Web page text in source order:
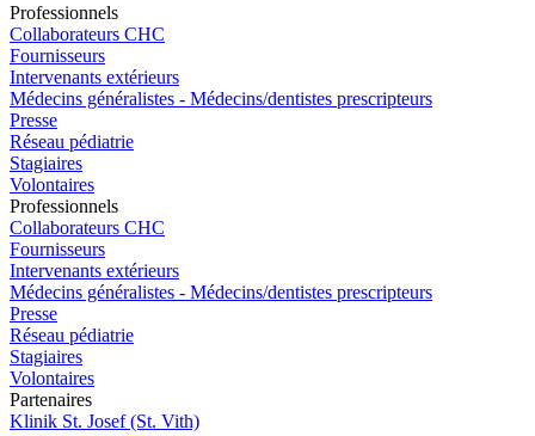
Professionnels
Collaborateurs CHC
Fournisseurs
Intervenants extérieurs
Médecins généralistes - Médecins/dentistes prescripteurs
Presse
Réseau pédiatrie
Stagiaires
Volontaires
Professionnels
Collaborateurs CHC
Fournisseurs
Intervenants extérieurs
Médecins généralistes - Médecins/dentistes prescripteurs
Presse
Réseau pédiatrie
Stagiaires
Volontaires
Partenaires
Klinik St. Josef (St. Vith)